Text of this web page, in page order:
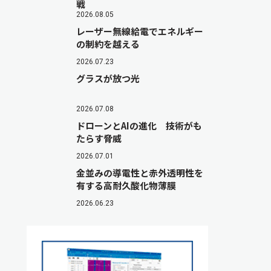
戦
2026.08.05
レーザー無線給電でエネルギー
の制約を越える
2026.07.23
グラスが放つ光
2026.07.08
ドローンとAIの進化 技術がも
たらす脅威
2026.07.01
金並みの導電性と赤外透明性を
有する高耐久酸化物薄膜
2026.06.23